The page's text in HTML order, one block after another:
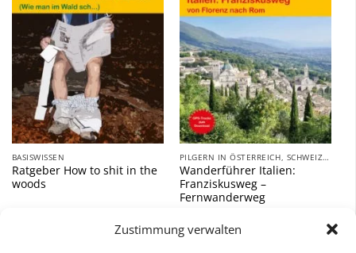
Zustimmung verwalten
BASISWISSEN
Ratgeber How to shit in the
woods
PILGERN IN ÖSTERREICH, SCHWEIZ UND ITALIEN
Wanderführer Italien:
Franziskusweg –
Fernwanderweg